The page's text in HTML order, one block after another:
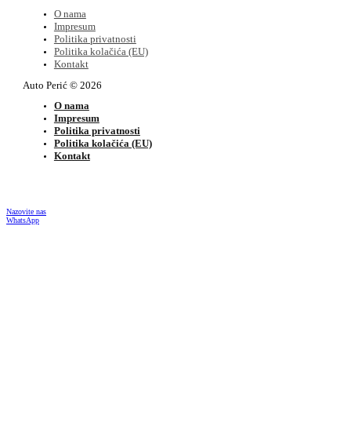
O nama
Impresum
Politika privatnosti
Politika kolačića (EU)
Kontakt
Auto Perić © 2026
O nama
Impresum
Politika privatnosti
Politika kolačića (EU)
Kontakt
Nazovite nas
WhatsApp